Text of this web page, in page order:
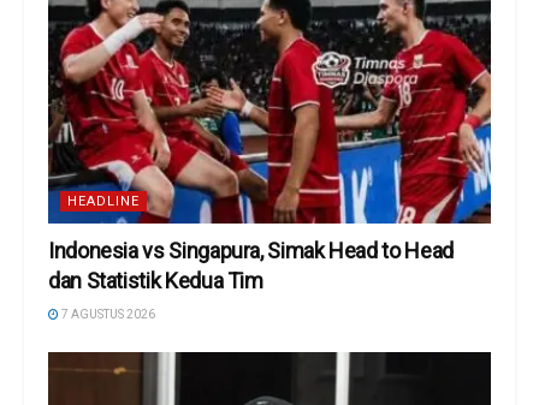
HEADLINE
Indonesia vs Singapura, Simak Head to Head
dan Statistik Kedua Tim
7 AGUSTUS 2026